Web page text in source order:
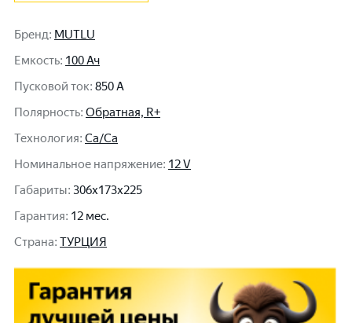
Бренд: MUTLU
Емкость: 100 Ач
Пусковой ток: 850 A
Полярность: Обратная, R+
Технология: Ca/Ca
Номинальное напряжение: 12 V
Габариты: 306x173x225
Гарантия: 12 мес.
Cтрана: ТУРЦИЯ